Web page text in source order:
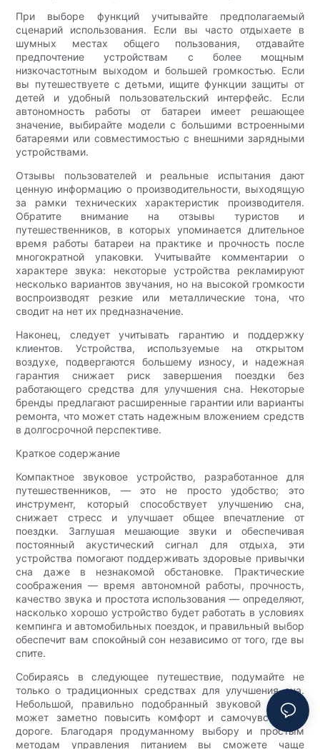
При выборе функций учитывайте предполагаемый
сценарий использования. Если вы часто отдыхаете в
шумных местах общего пользования, отдавайте
предпочтение устройствам с более мощным
низкочастотным выходом и большей громкостью. Если
вы путешествуете с детьми, ищите функции защиты от
детей и удобный пользовательский интерфейс. Если
автономность работы от батареи имеет решающее
значение, выбирайте модели с большими встроенными
батареями или совместимостью с внешними зарядными
устройствами.
Отзывы пользователей и реальные испытания дают
ценную информацию о производительности, выходящую
за рамки технических характеристик производителя.
Обратите внимание на отзывы туристов и
путешественников, в которых упоминается длительное
время работы батареи на практике и прочность после
многократной упаковки. Учитывайте комментарии о
характере звука: некоторые устройства рекламируют
несколько вариантов звучания, но на высокой громкости
воспроизводят резкие или металлические тона, что
сводит на нет их предназначение.
Наконец, следует учитывать гарантию и поддержку
клиентов. Устройства, используемые на открытом
воздухе, подвергаются большему износу, и надежная
гарантия снижает риск завершения поездки без
работающего средства для улучшения сна. Некоторые
бренды предлагают расширенные гарантии или варианты
ремонта, что может стать надежным вложением средств
в долгосрочной перспективе.
Краткое содержание
Компактное звуковое устройство, разработанное для
путешественников, — это не просто удобство; это
инструмент, который способствует улучшению сна,
снижает стресс и улучшает общее впечатление от
поездки. Заглушая мешающие звуки и обеспечивая
постоянный акустический сигнал для отдыха, эти
устройства помогают поддерживать здоровые привычки
сна даже в незнакомой обстановке. Практические
соображения — время автономной работы, прочность,
качество звука и простота использования — определяют,
насколько хорошо устройство будет работать в условиях
кемпинга и автомобильных поездок, и правильный выбор
обеспечит вам спокойный сон независимо от того, где вы
спите.
Собираясь в следующее путешествие, подумайте не
только о традиционных средствах для улучшения сна.
Небольшой, правильно подобранный звуковой прибор
может заметно повысить комфорт и самочувствие в
дороге. Благодаря продуманному выбору и простым
методам управления питанием вы сможете чаще